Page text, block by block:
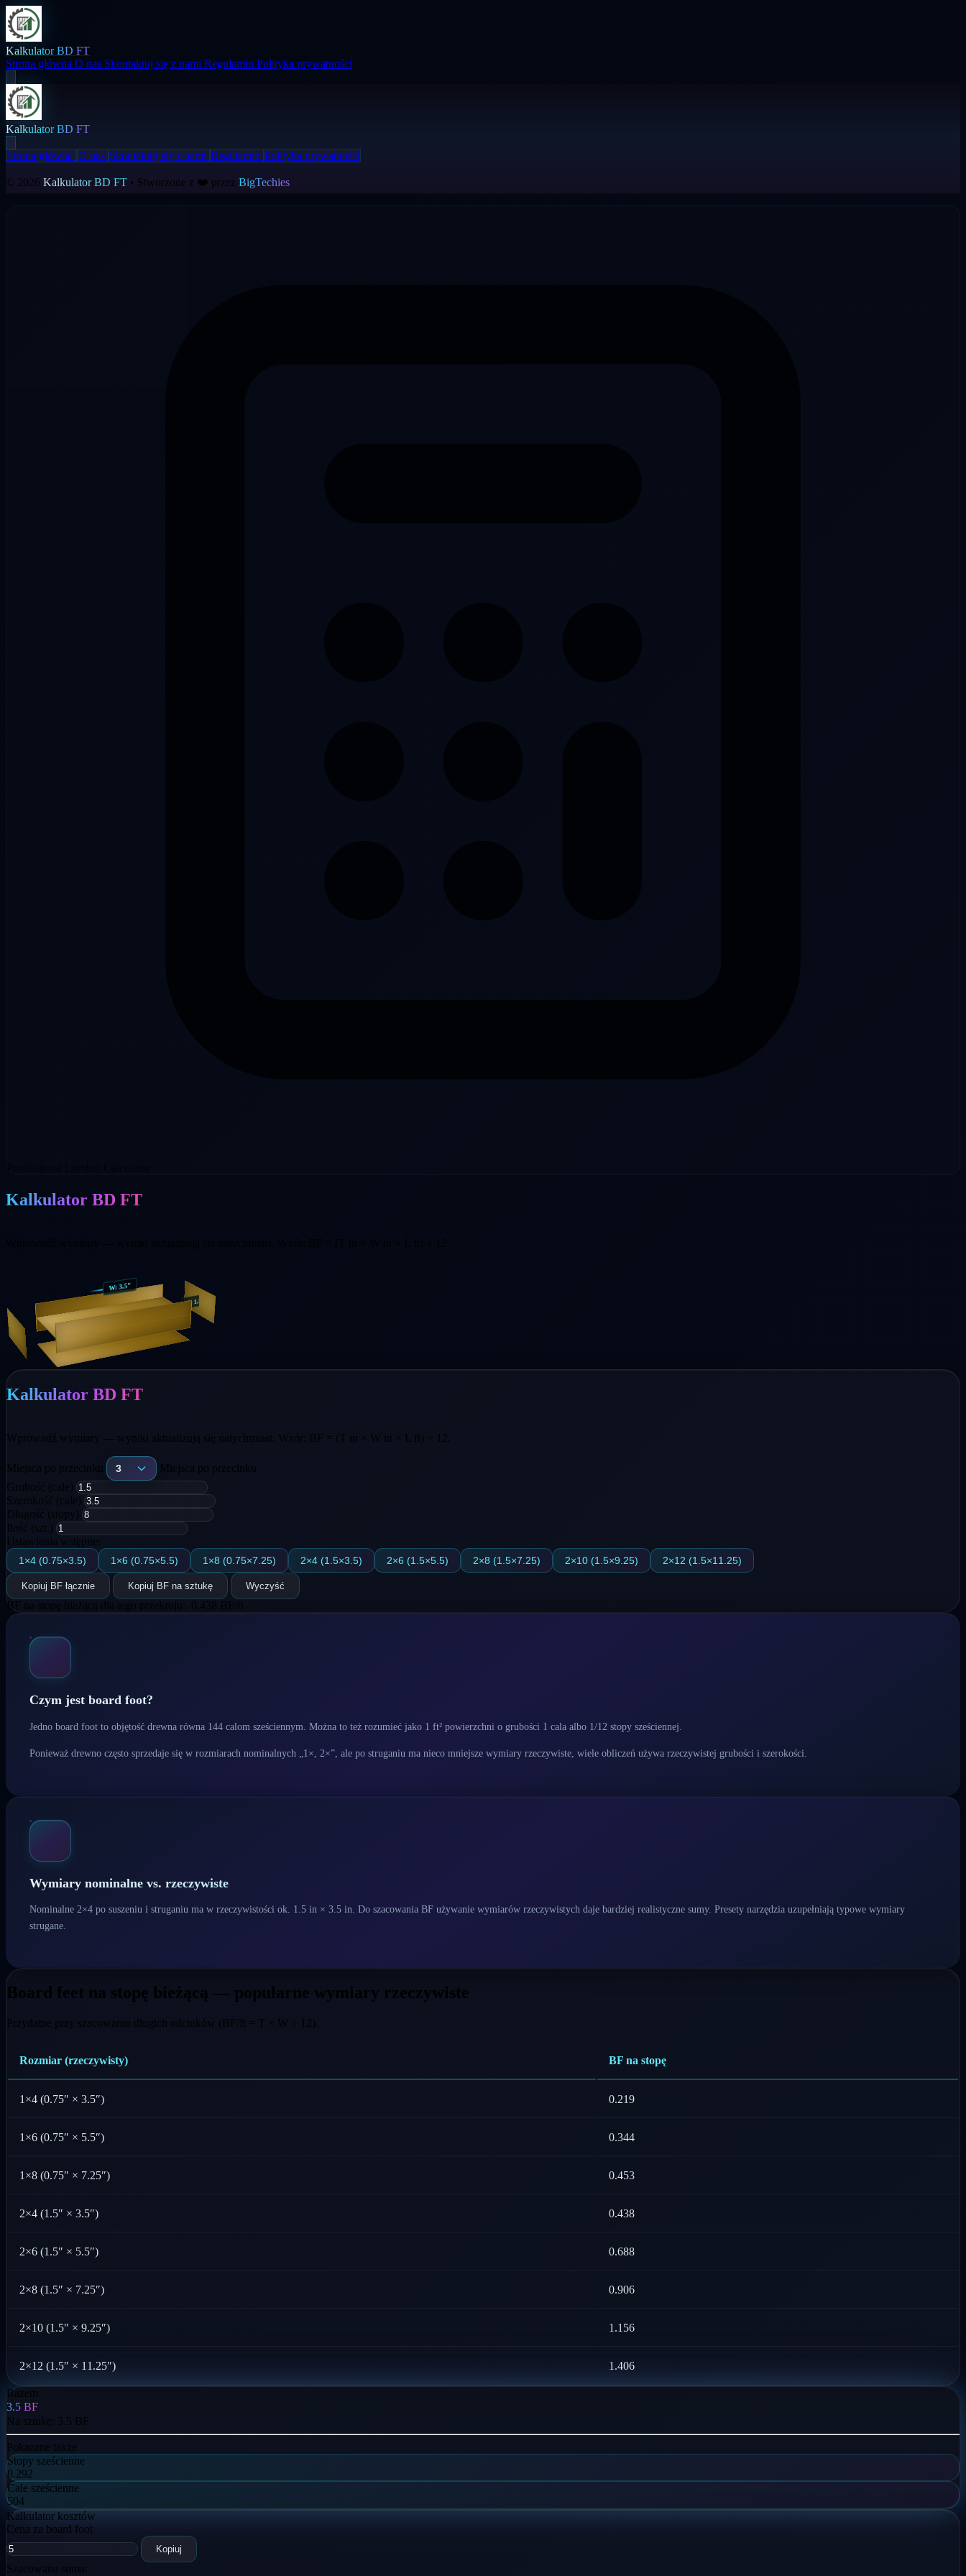
Kalkulator BD FT
Strona główna O nas Skontaktuj się z nami Regulamin Polityka prywatności
Kalkulator BD FT
Strona główna O nas Skontaktuj się z nami Regulamin Polityka prywatności
© 2026 Kalkulator BD FT • Stworzone z ❤️ przez BigTechies
Kalkulator BD FT
W:3.5"
T: "
L:8ft
Kalkulator BD FT
Wprowadź wymiary — wyniki aktualizują się natychmiast. Wzór: BF = (T in × W in × L ft) ÷ 12.
Miejsca po przecinku 3
Miejsca po przecinku
Grubość (cale)
Szerokość (cale)
Długość (stopy)
Ilość (szt.)
Ustawienia wstępne:
1×4 (0.75×3.5) 1×6 (0.75×5.5) 1×8 (0.75×7.25) 2×4 (1.5×3.5) 2×6 (1.5×5.5) 2×8 (1.5×7.25) 2×10 (1.5×9.25) 2×12 (1.5×11.25)
Kopiuj BF łącznie Kopiuj BF na sztukę Wyczyść
BF na stopę bieżącą dla tego przekroju: 0.438 BF/ft
Czym jest board foot?
Jedno board foot to objętość drewna równa 144 calom sześciennym. Można to też rozumieć jako 1 ft² powierzchni o grubości 1 cala albo 1/12 stopy sześciennej.
Ponieważ drewno często sprzedaje się w rozmiarach nominalnych „1×, 2×”, ale po struganiu ma nieco mniejsze wymiary rzeczywiste, wiele obliczeń używa rzeczywistej grubości i szerokości.
Wymiary nominalne vs. rzeczywiste
Nominalne 2×4 po suszeniu i struganiu ma w rzeczywistości ok. 1.5 in × 3.5 in. Do szacowania BF używanie wymiarów rzeczywistych daje bardziej realistyczne sumy. Presety narzędzia uzupełniają typowe wymiary
strugane.
Board feet na stopę bieżącą — popularne wymiary rzeczywiste
Przydatne przy szacowaniu długich odcinków (BF/ft = T × W ÷ 12).
Rozmiar (rzeczywisty) BF na stopę
1×4 (0.75″ × 3.5″) 0.219
1×6 (0.75″ × 5.5″) 0.344
1×8 (0.75″ × 7.25″) 0.453
2×4 (1.5″ × 3.5″) 0.438
2×6 (1.5″ × 5.5″) 0.688
2×8 (1.5″ × 7.25″) 0.906
2×10 (1.5″ × 9.25″) 1.156
2×12 (1.5″ × 11.25″) 1.406
Razem
3.5 BF
Na sztukę: 3.5 BF
Pokazane także
Stopy sześcienne
0.292
Cale sześcienne
504
Kalkulator kosztów
Cena za board foot
Kopiuj
Szacowana suma: